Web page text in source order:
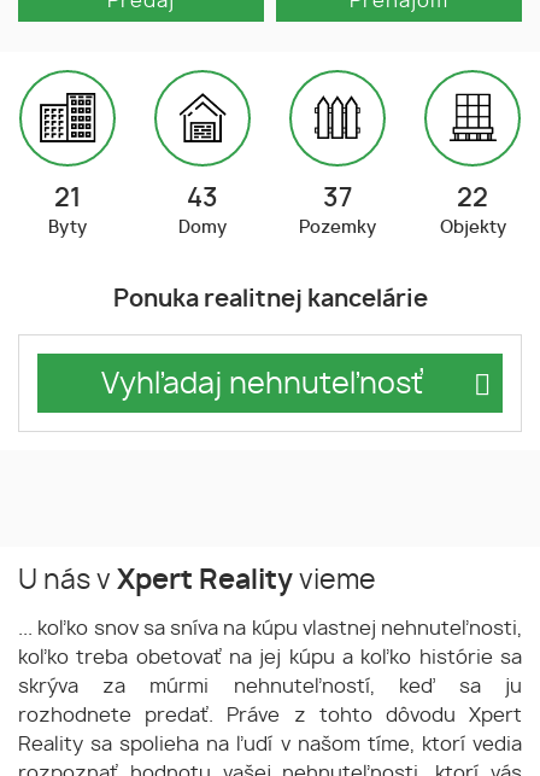
21
Byty
43
Domy
37
Pozemky
22
Objekty
Ponuka realitnej kancelárie
Vyhľadaj nehnuteľnosť
U nás v Xpert Reality vieme
... koľko snov sa sníva na kúpu vlastnej nehnuteľnosti,
koľko treba obetovať na jej kúpu a koľko histórie sa
skrýva za múrmi nehnuteľností, keď sa ju
rozhodnete predať. Práve z tohto dôvodu Xpert
Reality sa spolieha na ľudí v našom tíme, ktorí vedia